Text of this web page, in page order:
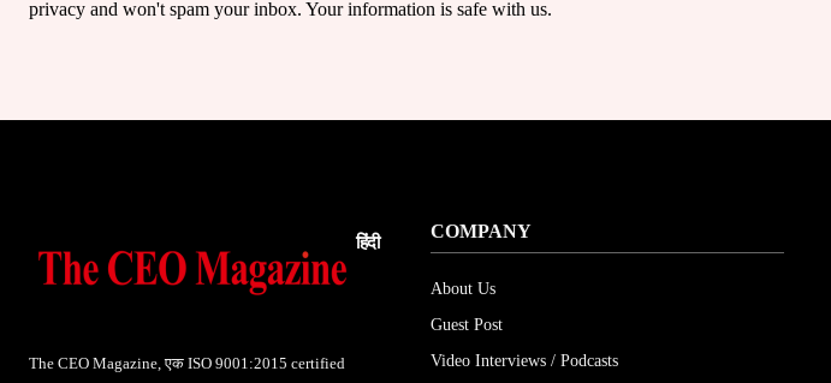
privacy and won't spam your inbox. Your information is safe with us.
हिंदी
The CEO Magazine, एक ISO 9001:2015 certified
COMPANY
About Us
Guest Post
Video Interviews / Podcasts